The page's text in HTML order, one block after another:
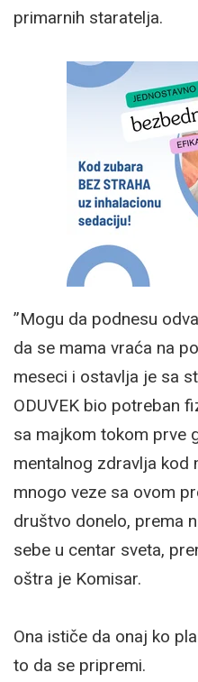
primarnih staratelja.
”Mogu da podnesu
da se mama vraća na
meseci i ostavlja je sa
ODUVEK bio potreban
sa majkom tokom prve
mentalnog zdravlja kod
mnogo veze sa ovom
društvo donelo, prema
sebe u centar sveta,
oštra je Komisar.
Ona ističe da onaj ko
to da se pripremi.